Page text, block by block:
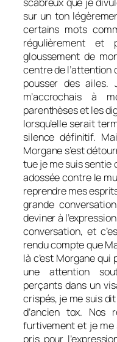
sur un ton
certains mots
régulièrement et
gloussement de
centre de l’attention
pousser des ailes.
m’accrochais à
parenthèses et les
lorsqu’elle serait
silence définitif.
Morgane s’est
tue je me suis sentie
adossée contre le
reprendre mes
grande
deviner à
conversation, et
rendu compte que
là c’est Morgane
une attention
perçants dans un
crispés, je me suis
d’ancien tox. Nos
furtivement et je me
pris pour